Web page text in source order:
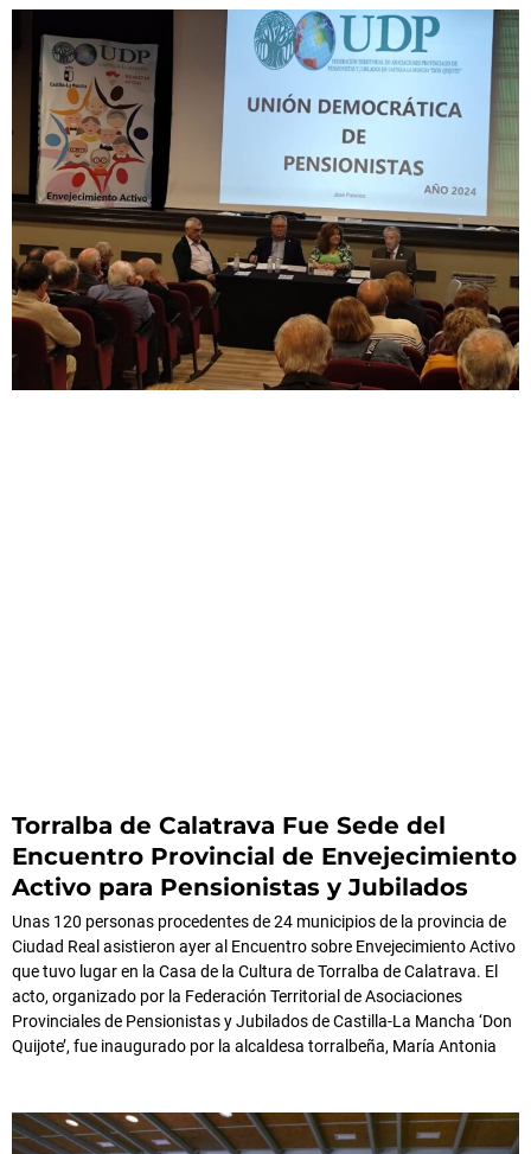
Torralba de Calatrava Fue Sede del
Encuentro Provincial de Envejecimiento
Activo para Pensionistas y Jubilados
Unas 120 personas procedentes de 24 municipios de la provincia de
Ciudad Real asistieron ayer al Encuentro sobre Envejecimiento Activo
que tuvo lugar en la Casa de la Cultura de Torralba de Calatrava. El
acto, organizado por la Federación Territorial de Asociaciones
Provinciales de Pensionistas y Jubilados de Castilla-La Mancha ‘Don
Quijote’, fue inaugurado por la alcaldesa torralbeña, María Antonia